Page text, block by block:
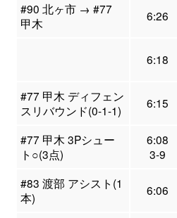
#90 北ヶ市 → #77
甲木
6:26
6:18
#77 甲木 ディフェン
スリバウンド(0-1-1)
6:15
#77 甲木 3Pシュー
ト○(3点)
6:08
3-9
#83 渡部 アシスト(1
本)
6:06